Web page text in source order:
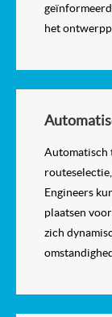
het
Automatisch
Engineers
plaatsen
zich